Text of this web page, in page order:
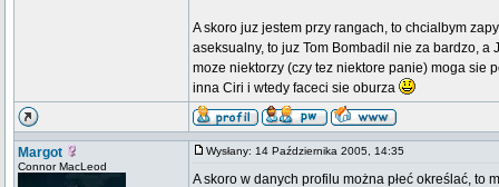
A skoro juz jestem przy rangach, to chcialbym
aseksualny, to juz Tom Bombadil nie za bardzo,
moze niektorzy (czy tez niektore panie) moga sie
inna Ciri i wtedy faceci sie oburza
Margot
Connor MacLeod
Wysłany: 14 Października 2005, 14:35
A skoro w danych profilu można płeć określać, to